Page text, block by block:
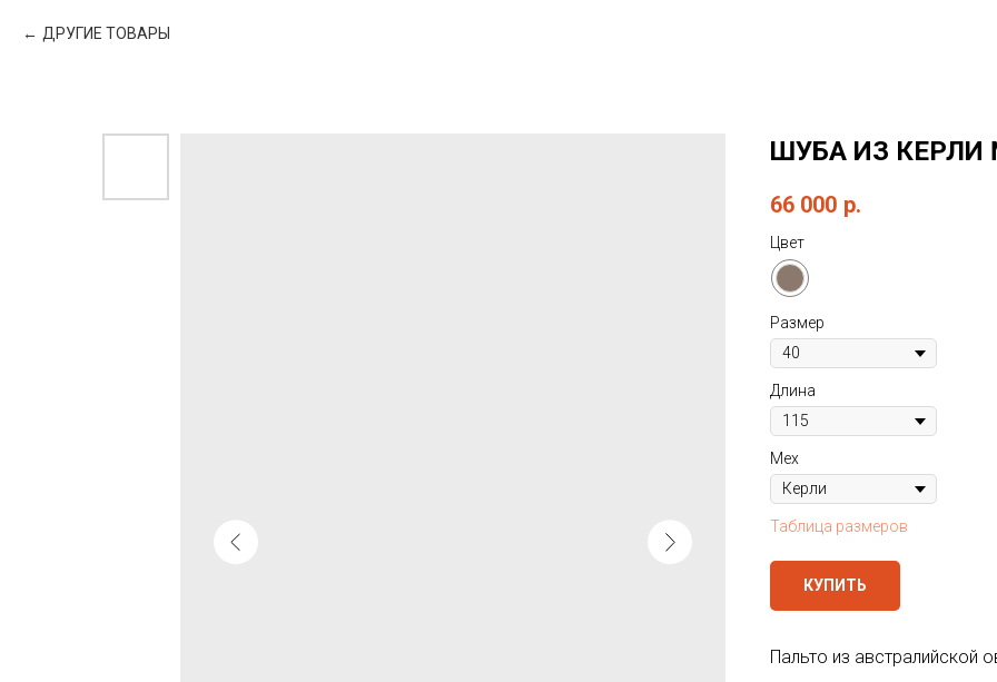
ДРУГИЕ ТОВАРЫ
ШУБА ИЗ КЕРЛИ
66 000 р.
Цвет
Размер
Длина
Мех
Таблица размеров
КУПИТЬ
Пальто из австралийской